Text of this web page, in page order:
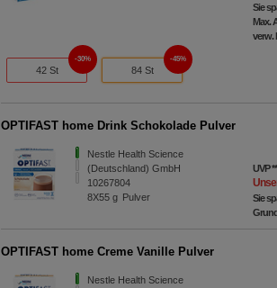
Sie
Max.
verw.
42 St
30%
84 St
45%
OPTIFAST home Drink Schokolade Pulver
Nestle Health Science
(Deutschland) GmbH
10267804
8X55g Pulver
UVP**
Sie
OPTIFAST home Creme Vanille Pulver
Nestle Health Science